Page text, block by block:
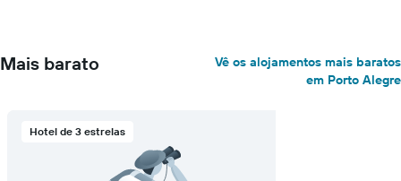
Mais barato
Vê os alojamentos mais baratos
em Porto Alegre
Hotel de 3 estrelas